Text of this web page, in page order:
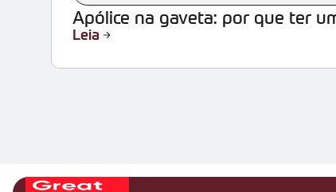
Apólice na gaveta: por que ter
Leia